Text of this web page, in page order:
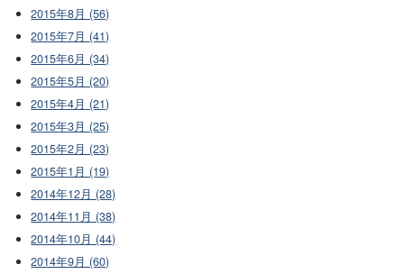
2015年8月 (56)
2015年7月 (41)
2015年6月 (34)
2015年5月 (20)
2015年4月 (21)
2015年3月 (25)
2015年2月 (23)
2015年1月 (19)
2014年12月 (28)
2014年11月 (38)
2014年10月 (44)
2014年9月 (60)